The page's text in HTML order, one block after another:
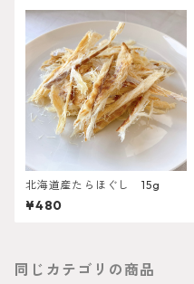
北海道産たらほぐし 15g
¥480
同じカテゴリの商品